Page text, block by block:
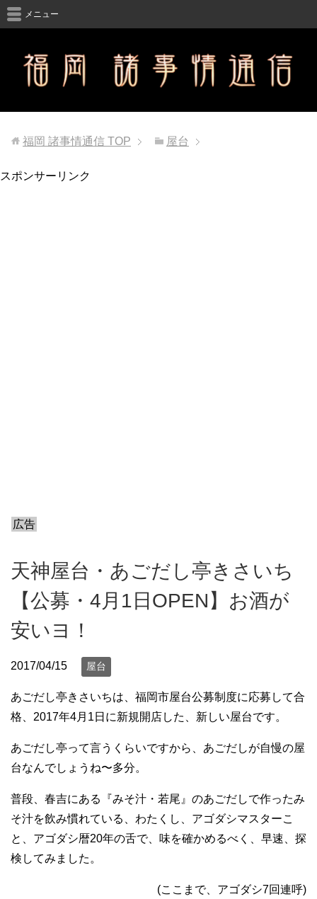
メニュー
福岡 諸事情通信 TOP 屋台
スポンサーリンク
広告
天神屋台・あごだし亭きさいち
【公募・4月1日OPEN】お酒が
安いヨ！
2017/04/15 屋台
あごだし亭きさいちは、福岡市屋台公募制度に応募して合
格、2017年4月1日に新規開店した、新しい屋台です。
あごだし亭って言うくらいですから、あごだしが自慢の屋
台なんでしょうね〜多分。
普段、春吉にある『みそ汁・若尾』のあごだしで作ったみ
そ汁を飲み慣れている、わたくし、アゴダシマスターこ
と、アゴダシ暦20年の舌で、味を確かめるべく、早速、探
検してみました。
(ここまで、アゴダシ7回連呼)